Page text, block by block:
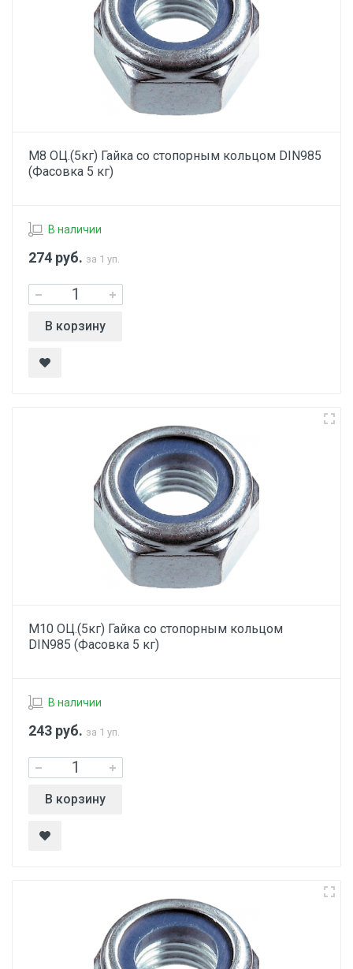
М8 ОЦ.(5кг) Гайка со стопорным кольцом DIN985
(Фасовка 5 кг)
В наличии
274 руб. за 1 уп.
В корзину
М10 ОЦ.(5кг) Гайка со стопорным кольцом
DIN985 (Фасовка 5 кг)
В наличии
243 руб. за 1 уп.
В корзину